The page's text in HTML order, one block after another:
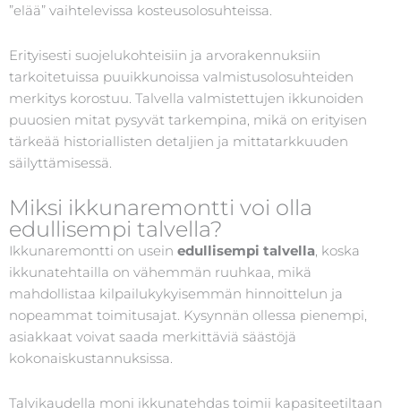
”elää” vaihtelevissa kosteusolosuhteissa.
Erityisesti suojelukohteisiin ja arvorakennuksiin
tarkoitetuissa puuikkunoissa valmistusolosuhteiden
merkitys korostuu. Talvella valmistettujen ikkunoiden
puuosien mitat pysyvät tarkempina, mikä on erityisen
tärkeää historiallisten detaljien ja mittatarkkuuden
säilyttämisessä.
Miksi ikkunaremontti voi olla
edullisempi talvella?
Ikkunaremontti on usein edullisempi talvella, koska
ikkunatehtailla on vähemmän ruuhkaa, mikä
mahdollistaa kilpailukykyisemmän hinnoittelun ja
nopeammat toimitusajat. Kysynnän ollessa pienempi,
asiakkaat voivat saada merkittäviä säästöjä
kokonaiskustannuksissa.
Talvikaudella moni ikkunatehdas toimii kapasiteetiltaan